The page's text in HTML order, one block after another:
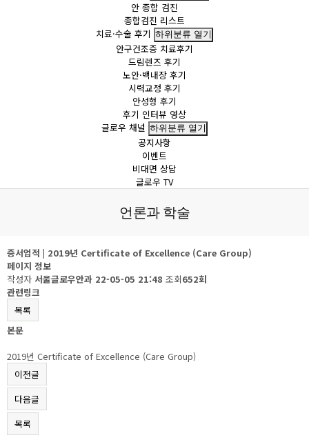
안 종합 검진
종합검진 리스트
치료·수술 후기 하위분류 열기
안구건조증 치료후기
드림렌즈 후기
노안·백내장 후기
시력교정 후기
안성형 후기
후기 인터뷰 영상
글로우 채널 하위분류 열기
공지사항
이벤트
비대면 상담
글로우 TV
언론과 학술
증서업적 | 2019년 Certificate of Excellence (Care Group)
페이지 정보
작성자 서울글로우안과 22-05-05 21:48 조회652회
관련링크
목록
본문
2019년 Certificate of Excellence (Care Group)
이전글
다음글
목록